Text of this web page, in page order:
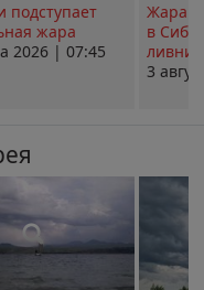
подступает
жара
2026 | 07:45
Жара в
в
ливни
3